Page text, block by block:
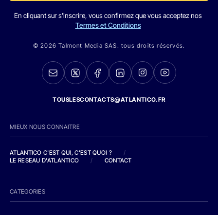
En cliquant sur s'inscrire, vous confirmez que vous acceptez nos
Termes et Conditions
© 2026 Talmont Media SAS. tous droits réservés.
TOUSLESCONTACTS@ATLANTICO.FR
MIEUX NOUS CONNAITRE
ATLANTICO C'EST QUI, C'EST QUOI ?
/
LE RESEAU D'ATLANTICO
/ CONTACT
CATEGORIES